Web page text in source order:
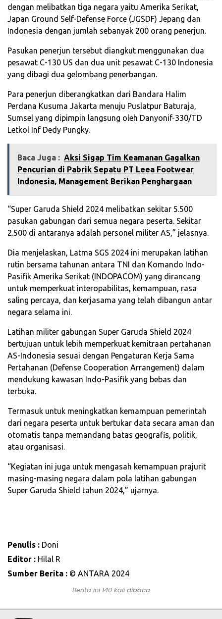
dengan melibatkan tiga negara yaitu Amerika Serikat,
Japan Ground Self-Defense Force (JGSDF) Jepang dan
Indonesia dengan jumlah sebanyak 200 orang penerjun.
Pasukan penerjun tersebut diangkut menggunakan dua
pesawat C-130 US dan dua unit pesawat C-130 Indonesia
yang dibagi dua gelombang penerbangan.
Para penerjun diberangkatkan dari Bandara Halim
Perdana Kusuma Jakarta menuju Puslatpur Baturaja,
Sumsel yang dipimpin langsung oleh Danyonif-330/TD
Letkol Inf Dedy Pungky.
Baca Juga : Aksi Sigap Tim Keamanan Gagalkan
Pencurian di Pabrik Sepatu PT Leea Footwear
Indonesia, Management Berikan Penghargaan
“Super Garuda Shield 2024 melibatkan sekitar 5.500
pasukan gabungan dari semua negara peserta. Sekitar
2.500 di antaranya adalah personel militer AS,” jelasnya.
Dia menjelaskan, Latma SGS 2024 ini merupakan latihan
rutin bersama tahunan antara TNI dan Komando Indo-
Pasifik Amerika Serikat (INDOPACOM) yang dirancang
untuk memperkuat interopabilitas, kemampuan, rasa
saling percaya, dan kerjasama yang telah dibangun antar
negara selama ini.
Latihan militer gabungan Super Garuda Shield 2024
bertujuan untuk lebih memperkuat kemitraan pertahanan
AS-Indonesia sesuai dengan Pengaturan Kerja Sama
Pertahanan (Defense Cooperation Arrangement) dalam
mendukung kawasan Indo-Pasifik yang bebas dan
terbuka.
Termasuk untuk meningkatkan kemampuan pemerintah
dari negara peserta untuk bertukar data secara aman dan
otomatis tanpa memandang batas geografis, politik,
atau organisasi.
“Kegiatan ini juga untuk mengasah kemampuan prajurit
masing-masing negara dalam pola latihan gabungan
Super Garuda Shield tahun 2024,” ujarnya.
Penulis : Doni
Editor : Hilal R
Sumber Berita : © ANTARA 2024
Berita ini 140 kali dibaca